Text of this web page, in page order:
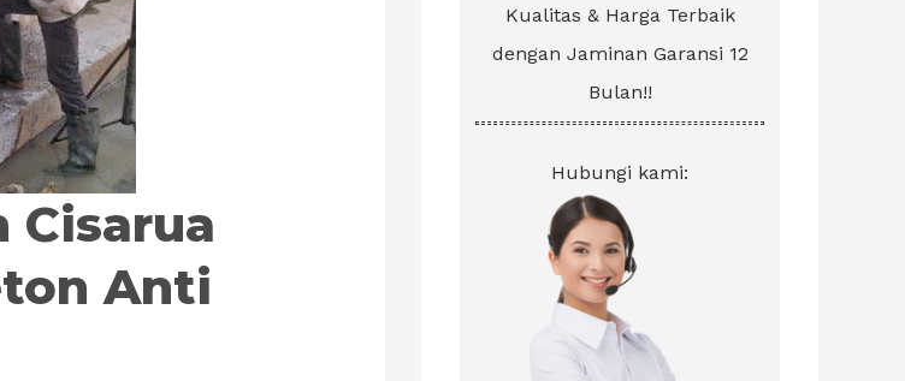
Cisarua
Anti
Kualitas & Harga Terbaik
dengan Jaminan Garansi 12
Bulan!!
Hubungi kami: